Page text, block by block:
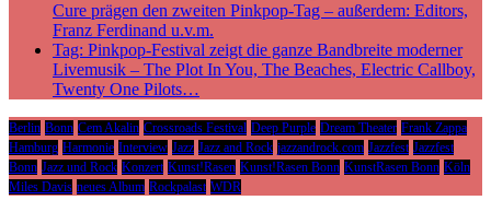
Cure prägen den zweiten Pinkpop-Tag – außerdem: Editors,
Franz Ferdinand u.v.m.
Tag: Pinkpop-Festival zeigt die ganze Bandbreite moderner
Livemusik – The Plot In You, The Beaches, Electric Callboy,
Twenty One Pilots…
Berlin Bonn Cem Akalin Crossroads Festival Deep Purple Dream Theater Frank Zappa
Hamburg Harmonie Interview Jazz Jazz and Rock jazzandrock.com Jazzfest Jazzfest
Bonn Jazz und Rock Konzert Kunst!Rasen Kunst!Rasen Bonn KunstRasen Bonn Köln
Miles Davis neues Album Rockpalast WDR